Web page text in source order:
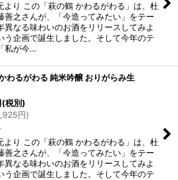
り この「萩の鶴 かわるがわる」は、杜
善之さんが、「今造ってみたい」をテー
異なる味わいのお酒をリリースしてみよ
う企画で誕生しました。そして今年のテ
私が今…
わるがわる 純米吟醸 おりがらみ生
(税別)
円)
り この「萩の鶴 かわるがわる」は、杜
善之さんが、「今造ってみたい」をテー
異なる味わいのお酒をリリースしてみよ
う企画で誕生しました。そして今年のテ